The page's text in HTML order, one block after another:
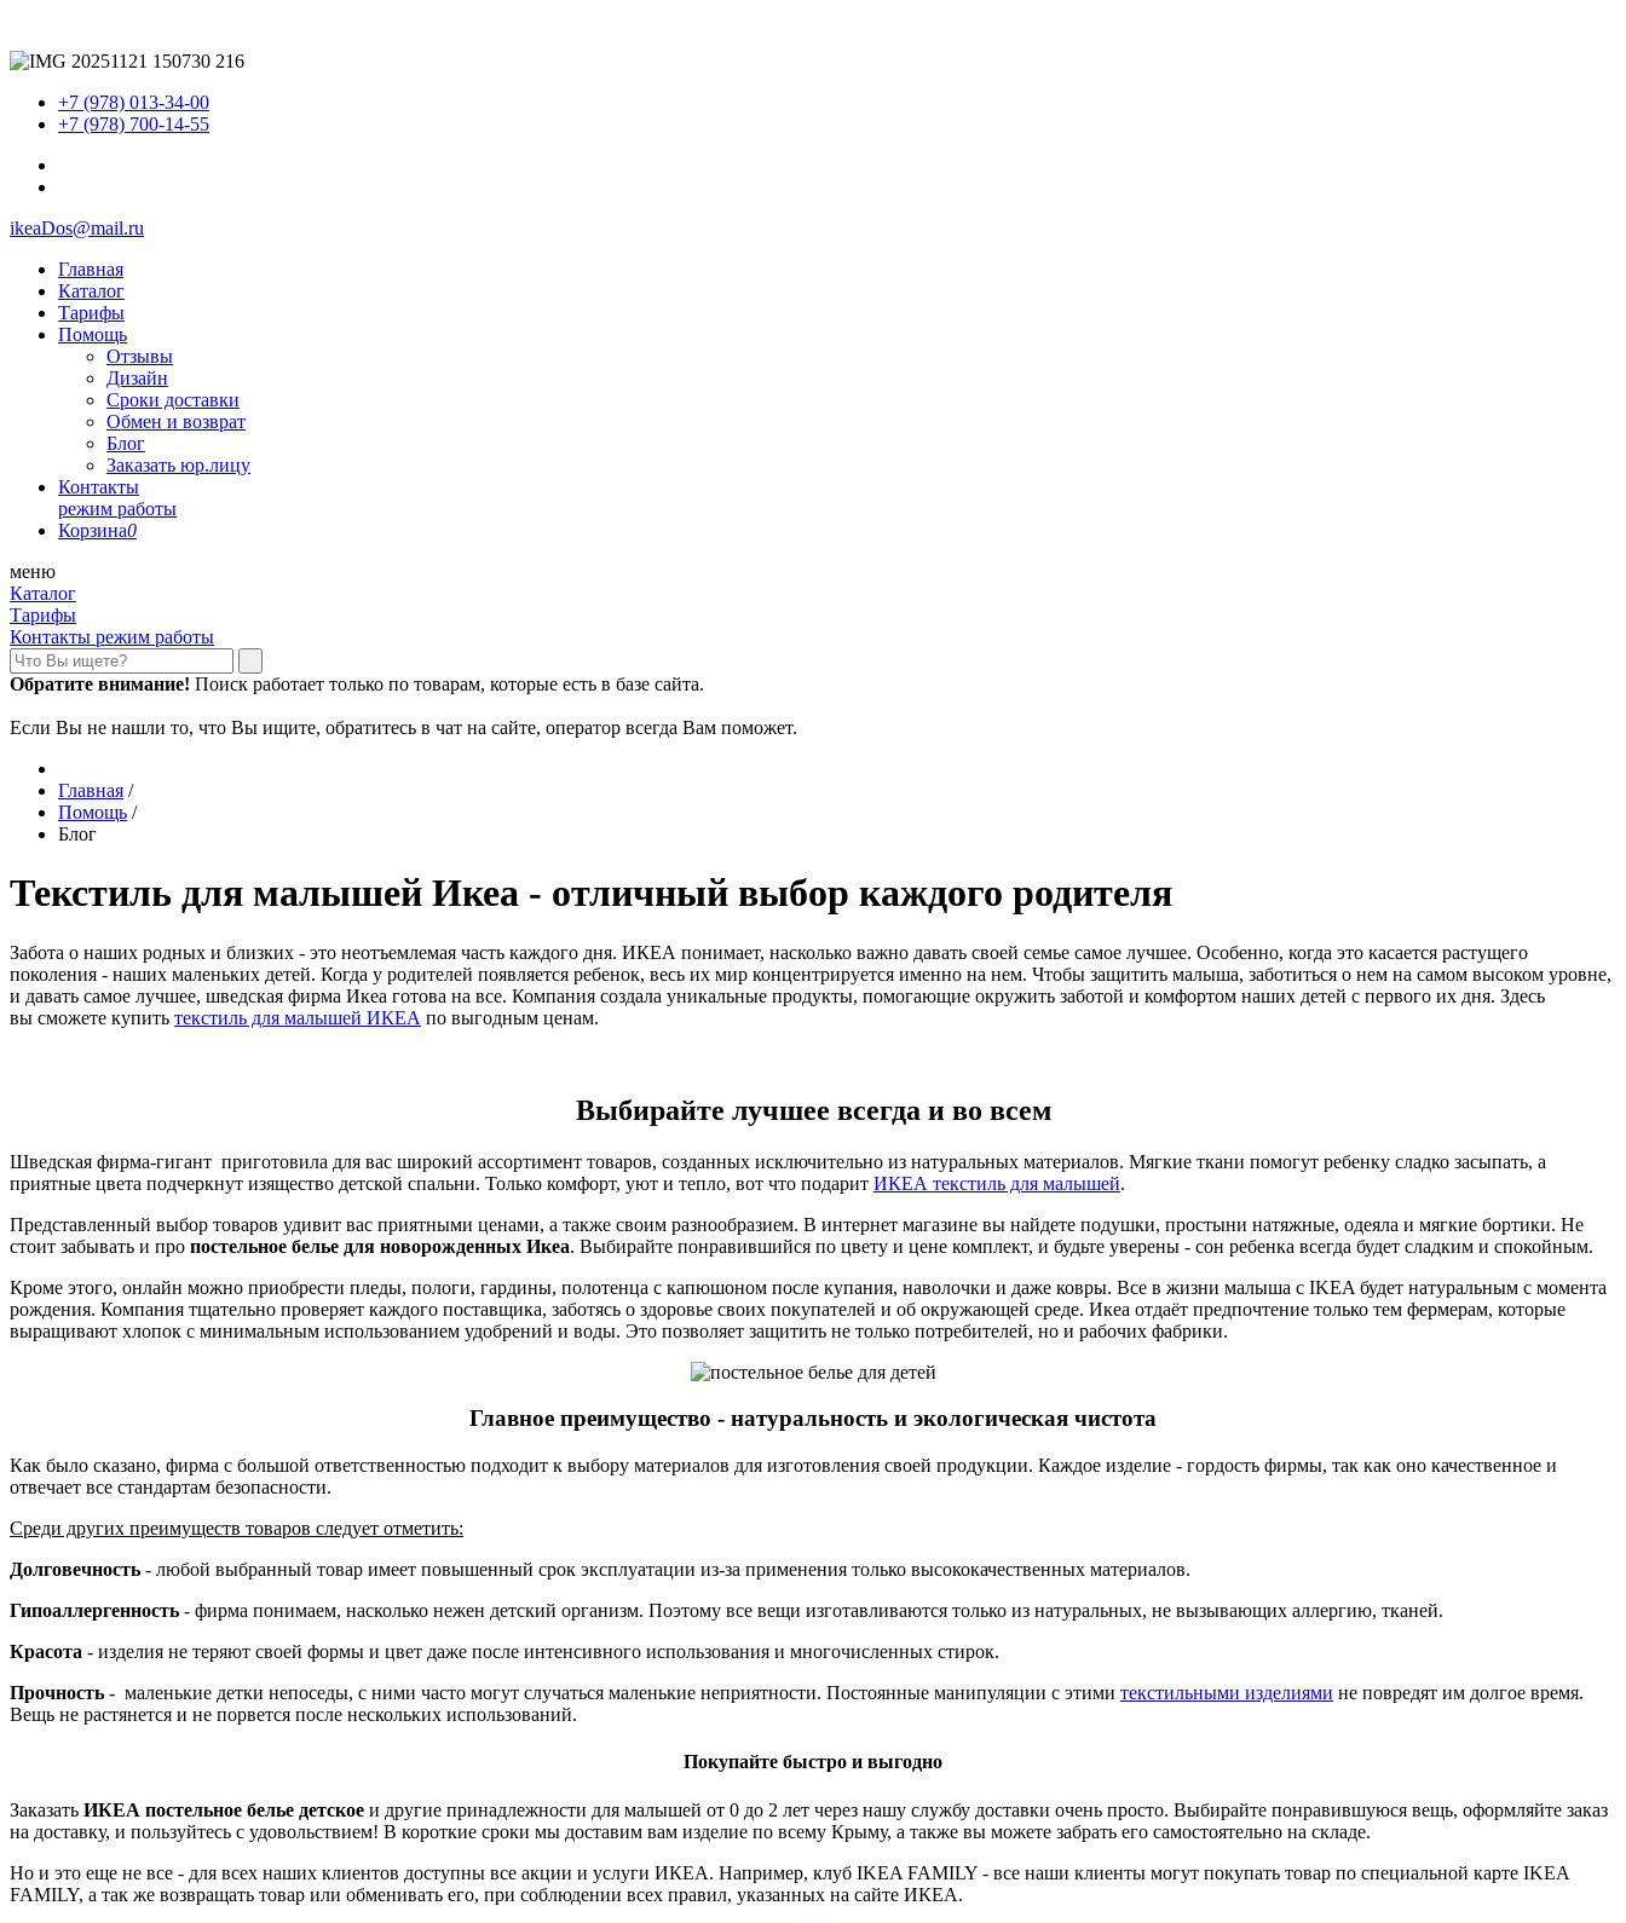
+7 (978) 013-34-00
+7 (978) 700-14-55
ikeaDos@mail.ru
Главная
Каталог
Тарифы
Помощь
Отзывы
Дизайн
Сроки доставки
Обмен и возврат
Блог
Заказать юр.лицу
Контакты
режим работы
Корзина0
меню
Каталог
Тарифы
Контакты режим работы
Обратите внимание! Поиск работает только по товарам, которые есть в базе сайта.
Если Вы не нашли то, что Вы ищите, обратитесь в чат на сайте, оператор всегда Вам поможет.
Главная /
Помощь /
Блог
Текстиль для малышей Икеа - отличный выбор каждого родителя
Забота о наших родных и близких - это неотъемлемая часть каждого дня. ИКЕА понимает, насколько важно давать своей семье самое лучшее. Особенно, когда это касается растущего
поколения - наших маленьких детей. Когда у родителей появляется ребенок, весь их мир концентрируется именно на нем. Чтобы защитить малыша, заботиться о нем на самом высоком уровне,
и давать самое лучшее, шведская фирма Икеа готова на все. Компания создала уникальные продукты, помогающие окружить заботой и комфортом наших детей с первого их дня. Здесь
вы сможете купить текстиль для малышей ИКЕА по выгодным ценам.
Выбирайте лучшее всегда и во всем
Шведская фирма-гигант приготовила для вас широкий ассортимент товаров, созданных исключительно из натуральных материалов. Мягкие ткани помогут ребенку сладко засыпать, а
приятные цвета подчеркнут изящество детской спальни. Только комфорт, уют и тепло, вот что подарит ИКЕА текстиль для малышей.
Представленный выбор товаров удивит вас приятными ценами, а также своим разнообразием. В интернет магазине вы найдете подушки, простыни натяжные, одеяла и мягкие бортики. Не
стоит забывать и про постельное белье для новорожденных Икеа. Выбирайте понравившийся по цвету и цене комплект, и будьте уверены - сон ребенка всегда будет сладким и спокойным.
Кроме этого, онлайн можно приобрести пледы, пологи, гардины, полотенца с капюшоном после купания, наволочки и даже ковры. Все в жизни малыша с IKEA будет натуральным с момента
рождения. Компания тщательно проверяет каждого поставщика, заботясь о здоровье своих покупателей и об окружающей среде. Икеа отдаёт предпочтение только тем фермерам, которые
выращивают хлопок с минимальным использованием удобрений и воды. Это позволяет защитить не только потребителей, но и рабочих фабрики.
Главное преимущество - натуральность и экологическая чистота
Как было сказано, фирма с большой ответственностью подходит к выбору материалов для изготовления своей продукции. Каждое изделие - гордость фирмы, так как оно качественное и
отвечает все стандартам безопасности.
Среди других преимуществ товаров следует отметить:
Долговечность - любой выбранный товар имеет повышенный срок эксплуатации из-за применения только высококачественных материалов.
Гипоаллергенность - фирма понимаем, насколько нежен детский организм. Поэтому все вещи изготавливаются только из натуральных, не вызывающих аллергию, тканей.
Красота - изделия не теряют своей формы и цвет даже после интенсивного использования и многочисленных стирок.
Прочность - маленькие детки непоседы, с ними часто могут случаться маленькие неприятности. Постоянные манипуляции с этими текстильными изделиями не повредят им долгое время.
Вещь не растянется и не порвется после нескольких использований.
Покупайте быстро и выгодно
Заказать ИКЕА постельное белье детское и другие принадлежности для малышей от 0 до 2 лет через нашу службу доставки очень просто. Выбирайте понравившуюся вещь, оформляйте заказ
на доставку, и пользуйтесь с удовольствием! В короткие сроки мы доставим вам изделие по всему Крыму, а также вы можете забрать его самостоятельно на складе.
Но и это еще не все - для всех наших клиентов доступны все акции и услуги ИКЕА. Например, клуб IKEA FAMILY - все наши клиенты могут покупать товар по специальной карте IKEA
FAMILY, а так же возвращать товар или обменивать его, при соблюдении всех правил, указанных на сайте ИКЕА.